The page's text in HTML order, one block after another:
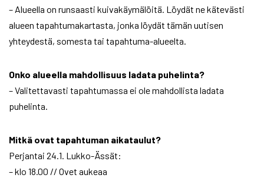
– Alueella on runsaasti kuivakäymälöitä. Löydät ne kätevästi
alueen tapahtumakartasta, jonka löydät tämän uutisen
yhteydestä, somesta tai tapahtuma-alueelta.
Onko alueella mahdollisuus ladata puhelinta?
– Valitettavasti tapahtumassa ei ole mahdollista ladata
puhelinta.
Mitkä ovat tapahtuman aikataulut?
Perjantai 24.1. Lukko-Ässät:
– klo 18.00 // Ovet aukeaa